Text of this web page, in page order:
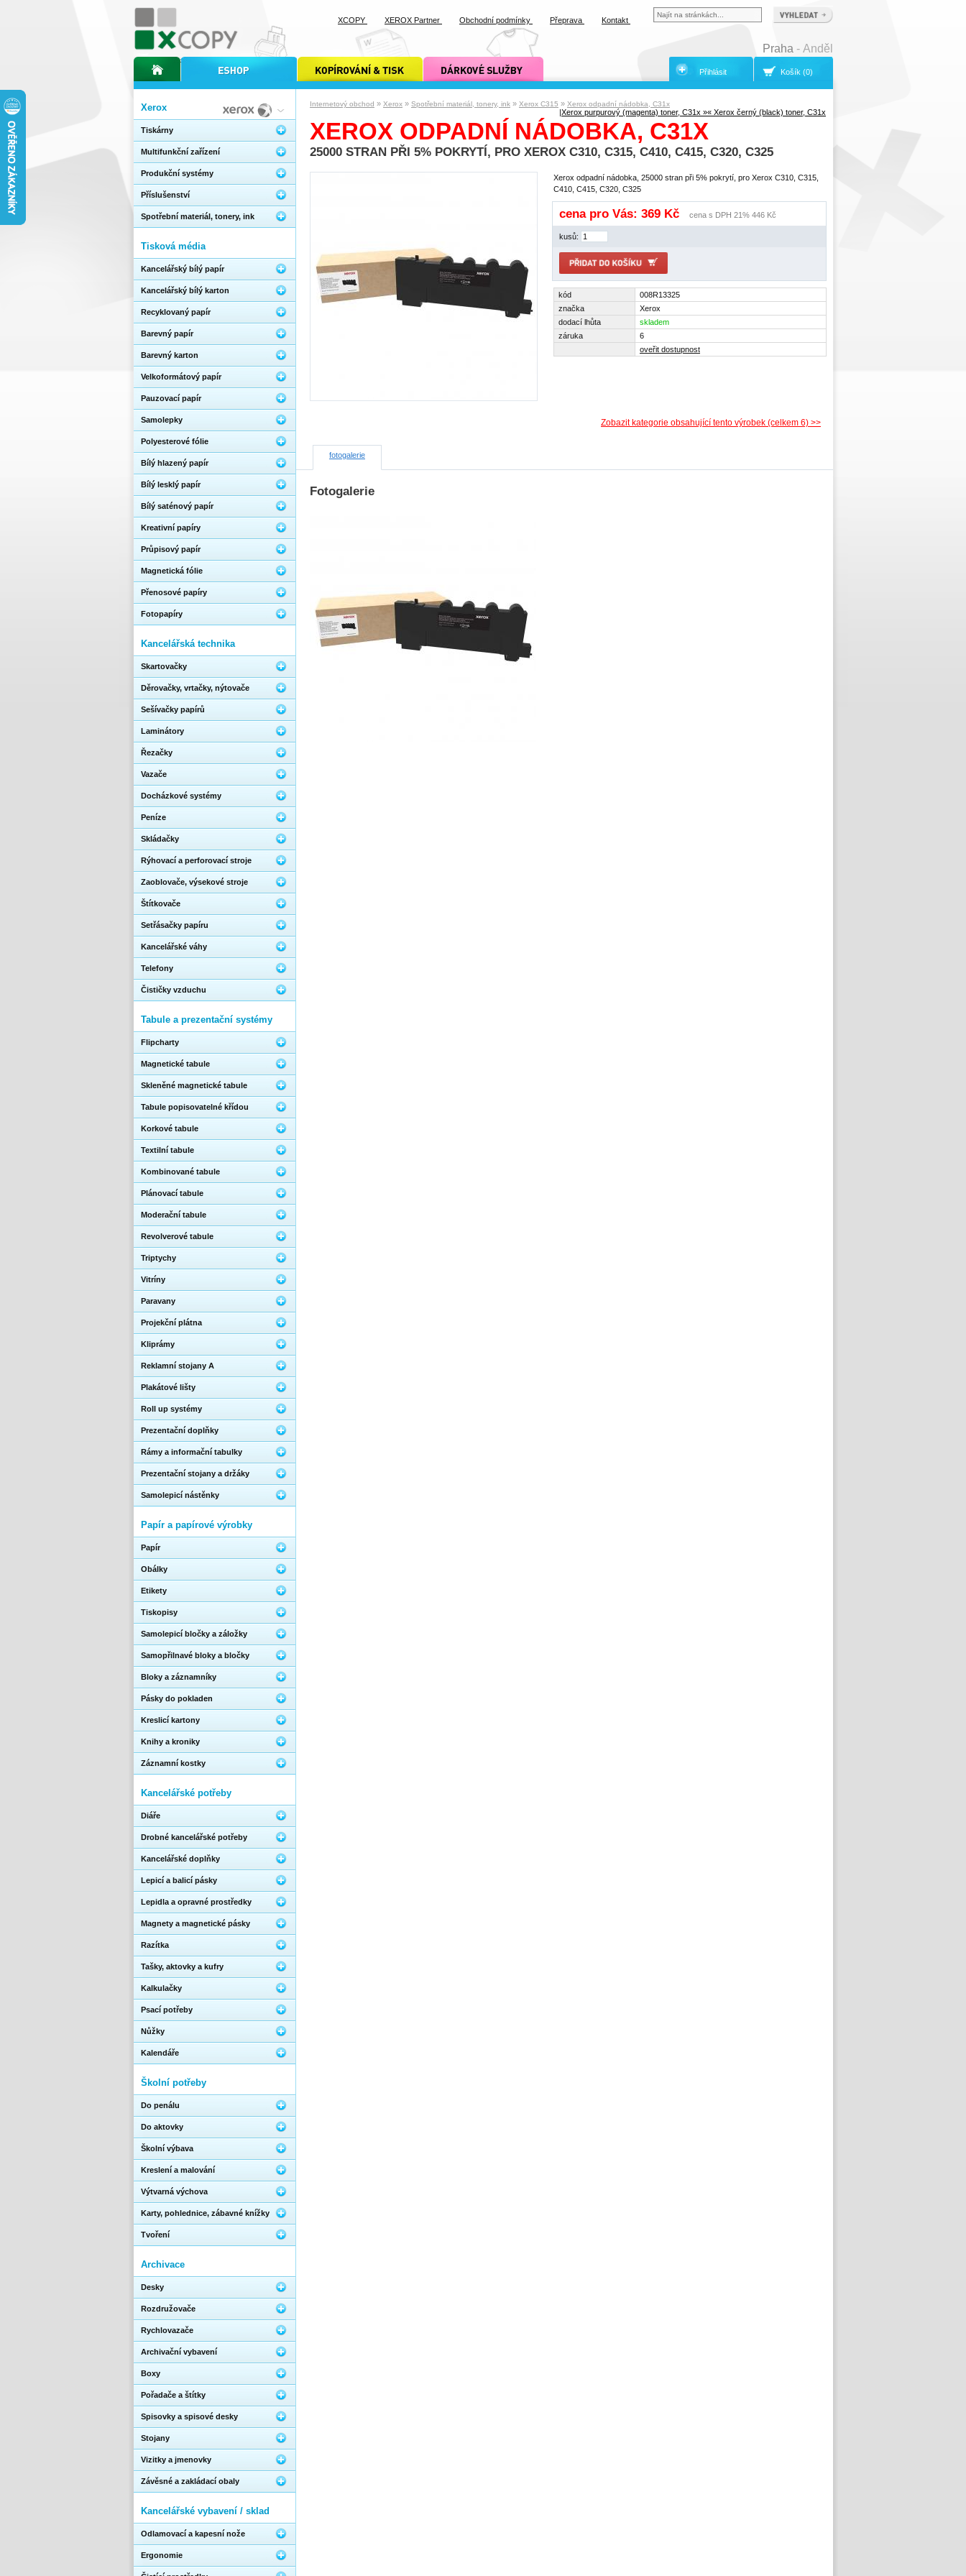
Internetový obchod » Xerox » Spotřební materiál, tonery, ink » Xerox C315 » Xerox odpadní nádobka, C31x
« Xerox černý (black) toner, C31x
|Xerox purpurový (magenta) toner, C31x »
XEROX ODPADNÍ NÁDOBKA, C31X
25000 STRAN PŘI 5% POKRYTÍ, PRO XEROX C310, C315, C410, C415, C320, C325
Xerox odpadní nádobka, 25000 stran při 5% pokrytí, pro Xerox C310, C315,
C410, C415, C320, C325
cena pro Vás: 369 Kč cena s DPH 21% 446 Kč
kusů:
kód
008R13325
značka
Xerox
dodací lhůta
skladem
záruka
6
oveřit dostupnost
Zobazit kategorie obsahující tento výrobek (celkem 6) >>
fotogalerie
Fotogalerie
Xerox
Tiskárny
Multifunkční zařízení
Produkční systémy
Příslušenství
Spotřební materiál, tonery, ink
Tisková média
Kancelářský bílý papír
Kancelářský bílý karton
Recyklovaný papír
Barevný papír
Barevný karton
Velkoformátový papír
Pauzovací papír
Samolepky
Polyesterové fólie
Bílý hlazený papír
Bílý lesklý papír
Bílý saténový papír
Kreativní papíry
Průpisový papír
Magnetická fólie
Přenosové papíry
Fotopapíry
Kancelářská technika
Skartovačky
Děrovačky, vrtačky, nýtovače
Sešívačky papírů
Laminátory
Řezačky
Vazače
Docházkové systémy
Peníze
Skládačky
Rýhovací a perforovací stroje
Zaoblovače, výsekové stroje
Štítkovače
Setřásačky papíru
Kancelářské váhy
Telefony
Čističky vzduchu
Tabule a prezentační systémy
Flipcharty
Magnetické tabule
Skleněné magnetické tabule
Tabule popisovatelné křídou
Korkové tabule
Textilní tabule
Kombinované tabule
Plánovací tabule
Moderační tabule
Revolverové tabule
Triptychy
Vitríny
Paravany
Projekční plátna
Kliprámy
Reklamní stojany A
Plakátové lišty
Roll up systémy
Prezentační doplňky
Rámy a informační tabulky
Prezentační stojany a držáky
Samolepicí nástěnky
Papír a papírové výrobky
Papír
Obálky
Etikety
Tiskopisy
Samolepicí bločky a záložky
Samopřilnavé bloky a bločky
Bloky a záznamníky
Pásky do pokladen
Kreslicí kartony
Knihy a kroniky
Záznamní kostky
Kancelářské potřeby
Diáře
Drobné kancelářské potřeby
Kancelářské doplňky
Lepicí a balicí pásky
Lepidla a opravné prostředky
Magnety a magnetické pásky
Razítka
Tašky, aktovky a kufry
Kalkulačky
Psací potřeby
Nůžky
Kalendáře
Školní potřeby
Do penálu
Do aktovky
Školní výbava
Kreslení a malování
Výtvarná výchova
Karty, pohlednice, zábavné knížky
Tvoření
Archivace
Desky
Rozdružovače
Rychlovazače
Archivační vybavení
Boxy
Pořadače a štítky
Spisovky a spisové desky
Stojany
Vizitky a jmenovky
Závěsné a zakládací obaly
Kancelářské vybavení / sklad
Odlamovací a kapesní nože
Ergonomie
úvodní stránka xcopyinternetový obchod xcopy kopírování a tisk xcopy dárkové služby xcopy
XCOPY XEROX Partner Obchodní podmínky Přeprava Kontakt
Praha - Anděl
Košík (0)
Přihlásit